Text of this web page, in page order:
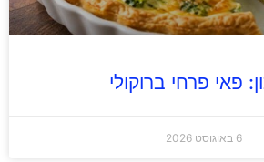
פאי פרחי ברוקולי
6 באוגוסט 2026